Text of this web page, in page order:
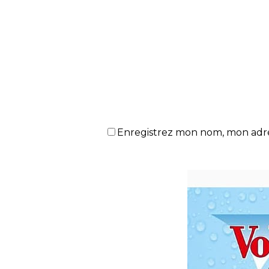
Enregistrez mon nom, mon